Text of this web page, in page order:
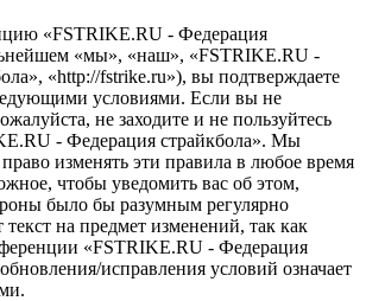
«FSTRIKE.RU - Федерация
«мы», «наш», «FSTRIKE.RU -
«http://fstrike.ru»), вы подтверждаете
условиями. Если вы не
не заходите и не пользуйтесь
- Федерация страйкбола». Мы
право изменять эти правила в любое время
чтобы уведомить вас об этом,
было бы разумным регулярно
текст на предмет изменений, так как
«FSTRIKE.RU - Федерация
исправления условий означает